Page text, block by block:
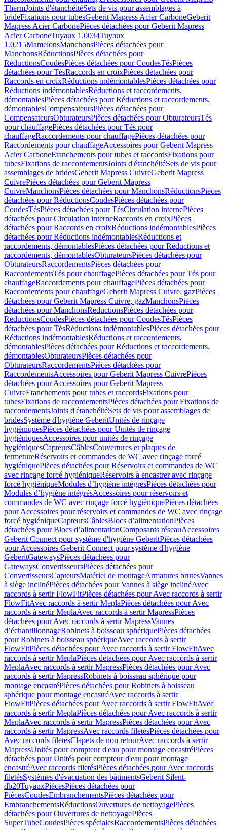
ThermJoints d'étanchéitéSets de vis pour assemblages à
brideFixations pour tubesGeberit Mapress Acier CarboneGeberit
Mapress Acier CarbonePièces détachées pour Geberit Mapress
Acier CarboneTuyaux 1.0034Tuyaux
1.0215MamelonsManchonsPièces détachées pour
ManchonsRéductionsPièces détachées pour
RéductionsCoudesPièces détachées pour CoudesTésPièces
détachées pour TésRaccords en croixPièces détachées pour
Raccords en croixRéductions indémontablesPièces détachées pour
Réductions indémontablesRéductions et raccordements,
démontablesPièces détachées pour Réductions et raccordements,
démontablesCompensateursPièces détachées pour
CompensateursObturateursPièces détachées pour ObturateursTés
pour chauffagePièces détachées pour Tés pour
chauffageRaccordements pour chauffagePièces détachées pour
Raccordements pour chauffageAccessoires pour Geberit Mapress
Acier CarboneEtanchements pour tubes et raccordsFixations pour
tubesFixations de raccordementsJoints d'étanchéitéSets de vis pour
assemblages de bridesGeberit Mapress CuivreGeberit Mapress
CuivrePièces détachées pour Geberit Mapress
CuivreManchonsPièces détachées pour ManchonsRéductionsPièces
détachées pour RéductionsCoudesPièces détachées pour
CoudesTésPièces détachées pour TésCirculation internePièces
détachées pour Circulation interneRaccords en croixPièces
détachées pour Raccords en croixRéductions indémontablesPièces
détachées pour Réductions indémontablesRéductions et
raccordements, démontablesPièces détachées pour Réductions et
raccordements, démontablesObturateursPièces détachées pour
ObturateursRaccordementsPièces détachées pour
RaccordementsTés pour chauffagePièces détachées pour Tés pour
chauffageRaccordements pour chauffagePièces détachées pour
Raccordements pour chauffageGeberit Mapress Cuivre, gazPièces
détachées pour Geberit Mapress Cuivre, gazManchonsPièces
détachées pour ManchonsRéductionsPièces détachées pour
RéductionsCoudesPièces détachées pour CoudesTésPièces
détachées pour TésRéductions indémontablesPièces détachées pour
Réductions indémontablesRéductions et raccordements,
démontablesPièces détachées pour Réductions et raccordements,
démontablesObturateursPièces détachées pour
ObturateursRaccordementsPièces détachées pour
RaccordementsAccessoires pour Geberit Mapress CuivrePièces
détachées pour Accessoires pour Geberit Mapress
CuivreEtanchements pour tubes et raccordsFixations pour
tubesFixations de raccordementsPièces détachées pour Fixations de
raccordementsJoints d'étanchéitéSets de vis pour assemblages de
bridesSystème d'hygiène GeberitUnités de rinçage
hygiéniquesPièces détachées pour Unités de rinçage
hygiéniquesAccessoires pour unités de rinçage
hygiéniquesCapteursCâblesCouvertures et plaques de
fermetureRéservoirs et commandes de WC avec rinçage forcé
hygiéniquePièces détachées pour Réservoirs et commandes de WC
avec rinçage forcé hygiéniqueRéservoirs à encastrer avec rinçage
forcé hygiéniqueModules d’hygiène intégrésPièces détachées pour
Modules d’hygiène intégrésAccessoires pour réservoirs et
commandes de WC avec rinçage forcé hygiéniquePièces détachées
pour Accessoires pour réservoirs et commandes de WC avec rinçage
forcé hygiéniqueCapteursCâblesBlocs d’alimentationPièces
détachées pour Blocs d’alimentationComposants réseauAccessoires
Geberit Connect pour système d'hygiène GeberitPièces détachées
pour Accessoires Geberit Connect pour système d'hygiène
GeberitGatewaysPièces détachées pour
GatewaysConvertisseursPièces détachées pour
ConvertisseursCapteursMatériel de montageArmatures brutesVannes
à siège inclinéPièces détachées pour Vannes à siège inclinéAvec
raccords à sertir FlowFitPièces détachées pour Avec raccords à sertir
FlowFitAvec raccords à sertir MeplaPièces détachées pour Avec
raccords à sertir MeplaAvec raccords à sertir MapressPièces
détachées pour Avec raccords à sertir MapressVannes
d’échantillonnageRobinets à boisseau sphériquePièces détachées
pour Robinets à boisseau sphériqueAvec raccords à sertir
FlowFitPièces détachées pour Avec raccords à sertir FlowFitAvec
raccords à sertir MeplaPièces détachées pour Avec raccords à sertir
MeplaAvec raccords à sertir MapressPièces détachées pour Avec
raccords à sertir MapressRobinets à boisseau sphérique pour
montage encastréPièces détachées pour Robinets à boisseau
sphérique pour montage encastréAvec raccords à sertir
FlowFitPièces détachées pour Avec raccords à sertir FlowFitAvec
raccords à sertir MeplaPièces détachées pour Avec raccords à sertir
MeplaAvec raccords à sertir MapressPièces détachées pour Avec
raccords à sertir MapressAvec raccords filetésPièces détachées pour
Avec raccords filetésClapets de non retourAvec raccords à sertir
MapressUnités pour compteur d'eau pour montage encastréPièces
détachées pour Unités pour compteur d'eau pour montage
encastréAvec raccords filetésPièces détachées pour Avec raccords
filetésSystèmes d'évacuation des bâtimentsGeberit Silent-
db20TuyauxPiècesPièces détachées pour
PiècesCoudesEmbranchementsPièces détachées pour
EmbranchementsRéductionsOuvertures de nettoyagePièces
détachées pour Ouvertures de nettoyagePièces
SuperTubeCoudesPièces spécialesRaccordementsPièces détachées